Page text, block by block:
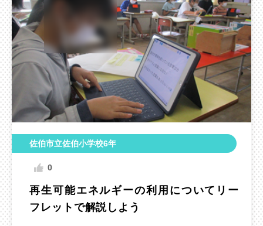
佐伯市立佐伯小学校6年
0
再生可能エネルギーの利用についてリー
フレットで解説しよう